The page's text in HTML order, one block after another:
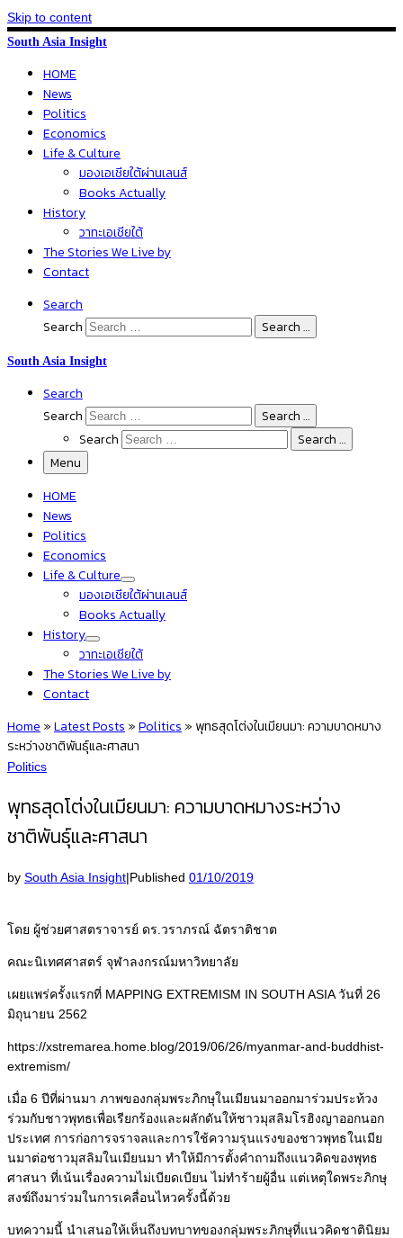
Skip to content
South Asia Insight
HOME
News
Politics
Economics
Life & Culture
มองเอเชียใต้ผ่านเลนส์
Books Actually
History
วาทะเอเชียใต้
The Stories We Live by
Contact
Search
Search
Search …
South Asia Insight
Search
Search
Search …
Search
Search …
Menu
HOME
News
Politics
Economics
Life & Culture
มองเอเชียใต้ผ่านเลนส์
Books Actually
History
วาทะเอเชียใต้
The Stories We Live by
Contact
Home »Latest Posts »Politics » พุทธสุดโต่งในเมียนมา: ความบาดหมาง
ระหว่างชาติพันธุ์และศาสนา
Politics
พุทธสุดโต่งในเมียนมา: ความบาดหมางระหว่าง
ชาติพันธุ์และศาสนา
by South Asia Insight|Published 01/10/2019
โดย ผู้ช่วยศาสตราจารย์ ดร.วราภรณ์ ฉัตราติชาต
คณะนิเทศศาสตร์ จุฬาลงกรณ์มหาวิทยาลัย
เผยแพร่ครั้งแรกที่ MAPPING EXTREMISM IN SOUTH ASIA วันที่ 26
มิถุนายน 2562
https://xstremarea.home.blog/2019/06/26/myanmar-and-buddhist-
extremism/
เมื่อ 6 ปีที่ผ่านมา ภาพของกลุ่มพระภิกษุในเมียนมาออกมาร่วมประท้วง
ร่วมกับชาวพุทธเพื่อเรียกร้องและผลักดันให้ชาวมุสลิมโรฮิงญาออกนอก
ประเทศ การก่อการจราจลและการใช้ความรุนแรงของชาวพุทธในเมีย
นมาต่อชาวมุสลิมในเมียนมา ทำให้มีการตั้งคำถามถึงแนวคิดของพุทธ
ศาสนา ที่เน้นเรื่องความไม่เบียดเบียน ไม่ทำร้ายผู้อื่น แต่เหตุใดพระภิกษุ
สงฆ์ถึงมาร่วมในการเคลื่อนไหวครั้งนี้ด้วย
บทความนี้ นำเสนอให้เห็นถึงบทบาทของกลุ่มพระภิกษุที่แนวคิดชาตินิยม